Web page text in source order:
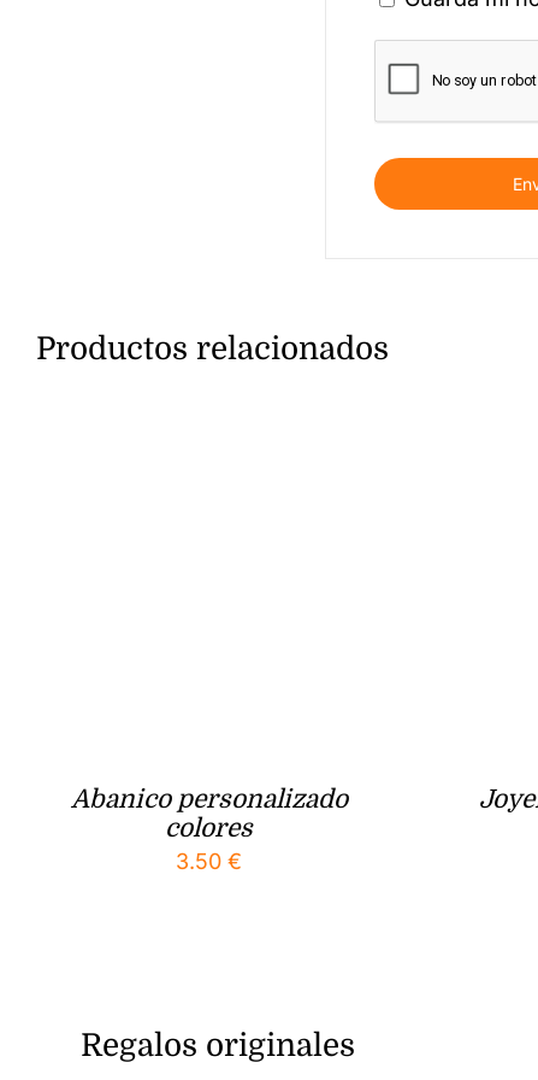
Productos relacionados
Abanico personalizado
colores
3.50€
Regalos originales